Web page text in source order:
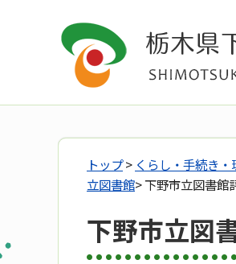
トップ> くらし・手続き・
立図書館> 下野市立図書館
下野市立図